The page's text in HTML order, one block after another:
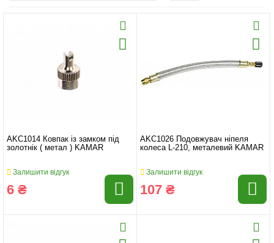
AKC1014 Ковпак із замком під
золотнік ( метал ) KAMAR
Залишити відгук
6 ₴
AKC1026 Подовжувач ніпеля
колеса L-210, металевий KAMAR
Залишити відгук
107 ₴